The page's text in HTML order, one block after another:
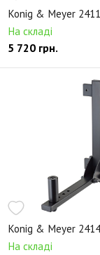
Клавишные
Клавишные
Клавишные
Аксессуары для
Стулья
Складные пюпитры
Деревянные
Дирижерские
Konig & Meyer
На складі
5 720 грн.
Konig & Meyer
На складі